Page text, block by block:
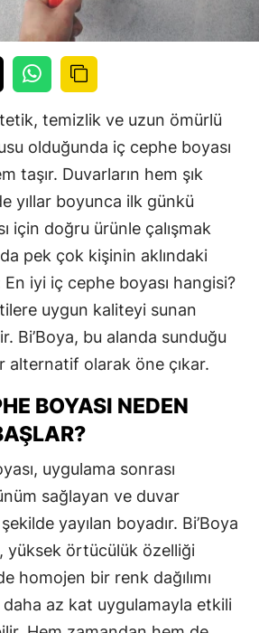
temizlik ve uzun ömürlü
olduğunda iç cephe boyası
taşır. Duvarların hem şık
yıllar boyunca ilk günkü
için doğru ürünle çalışmak
pek çok kişinin aklındaki
iyi iç cephe boyası hangisi?
uygun kaliteyi sunan
Bi’Boya, bu alanda sunduğu
alternatif olarak öne çıkar.
BOYASI NEDEN
uygulama sonrası
sağlayan ve duvar
yayılan boyadır. Bi’Boya
yüksek örtücülük özelliği
homojen bir renk dağılımı
daha az kat uygulamayla etkili